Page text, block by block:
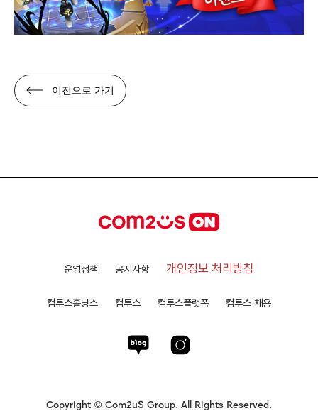
이전으로 가기
운영정책 공지사항 개인정보 처리방침
컴투스홀딩스 컴투스 컴투스플랫폼 컴투스 채용
Copyright © Com2uS Group. All Rights Reserved.